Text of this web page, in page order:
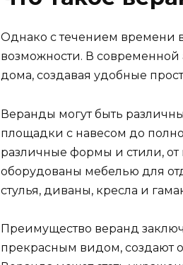
Однако с течением времени
возможности. В
дома, создавая удобные
Веранды могут быть
площадки с навесом до
различные формы и стили, от
оборудованы мебелью для
стулья, диваны, кресла и
Преимущество веранд
прекрасным видом, создают